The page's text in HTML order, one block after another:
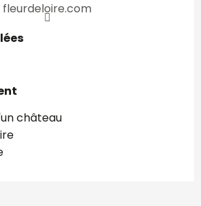
fleurdeloire.com
château